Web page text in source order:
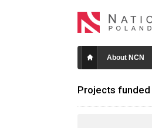
About NCN
Projects funded